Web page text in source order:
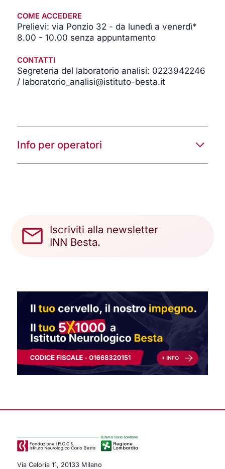
COME ACCEDERE
Prelievi: via Ponzio 32 - da lunedì a venerdì*
8.00 - 10.00 senza appuntamento
CONTATTI
Segreteria del laboratorio analisi: 0223942246
/ laboratorio_analisi@istituto-besta.it
Info per operatori
Iscriviti alla newsletter
INN Besta.
Via Celoria 11, 20133 Milano